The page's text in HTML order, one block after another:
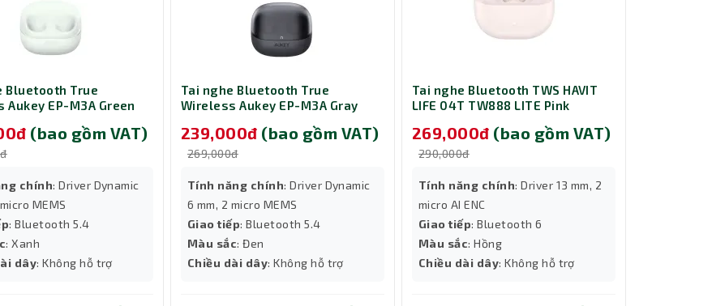
Bluetooth True
Aukey EP-M3A Green
(bao gồm VAT)
chính: Driver Dynamic
MEMS
: Bluetooth 5.4
: Xanh
dây: Không hỗ trợ
Tai nghe Bluetooth True
Wireless Aukey EP-M3A Gray
239,000đ (bao gồm VAT)
269,000đ
Tính năng chính: Driver Dynamic
6 mm, 2 micro MEMS
Giao tiếp: Bluetooth 5.4
Màu sắc: Đen
Chiều dài dây: Không hỗ trợ
Tai nghe Bluetooth TWS HAVIT
LIFE 04T TW888 LITE Pink
269,000đ (bao gồm VAT)
290,000đ
Tính năng chính: Driver 13 mm, 2
micro AI ENC
Giao tiếp: Bluetooth 6
Màu sắc: Hồng
Chiều dài dây: Không hỗ trợ
Thành Nhân TNC
Trợ lý AI • Phản hồi tức thì